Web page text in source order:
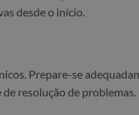
desde o início.
Prepare-se
resolução de problemas.